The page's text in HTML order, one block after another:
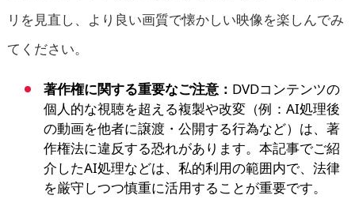
リを見直し、より良い画質で懐かしい映像を楽しんでみ
てください。
著作権に関する重要なご注意： DVDコンテンツの
個人的な視聴を超える複製や改変（例：AI処理後
の動画を他者に譲渡・公開する行為など）は、著
作権法に違反する恐れがあります。本記事でご紹
介したAI処理などは、私的利用の範囲内で、法律
を厳守しつつ慎重に活用することが重要です。